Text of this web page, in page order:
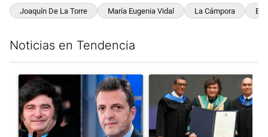
Joaquín De La Torre María Eugenia Vidal La Cámpora
Noticias en Tendencia
Un artículo de tendencia con el título "Los gobernadores
Un artículo de tendencia